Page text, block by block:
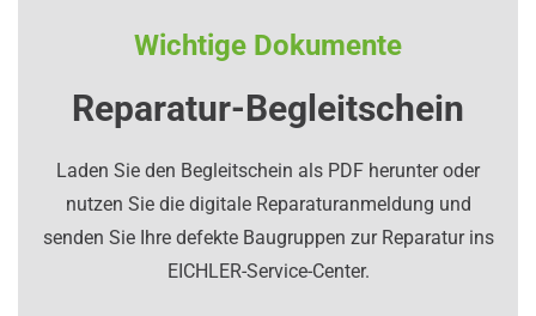
Wichtige Dokumente
Reparatur-Begleitschein
Laden Sie den Begleitschein als PDF herunter oder
nutzen Sie die digitale Reparaturanmeldung und
senden Sie Ihre defekte Baugruppen zur Reparatur ins
EICHLER-Service-Center.